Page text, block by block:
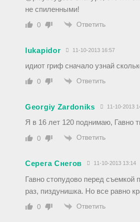
не спиленными!
0 Ответить
lukapidor 11-10-2013 16:57
идиот гриф сначало узнай
0 Ответить
Georgiy Zardoniks 11-10-2013
Я в 16 лет 120 поднимаю, Гавно
0 Ответить
Серега Снегов 11-10-2013 13:14
Гавно стопудово перед съемкой
раз, пиздунишка. Но все равно
0 Ответить